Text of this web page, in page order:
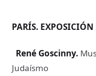
PARÍS.
René Goscinny.
Judaísmo